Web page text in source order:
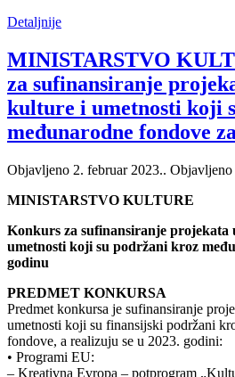
Detaljnije
MINISTARSTVO
za sufinansiranje
kulture i umetnosti koji
međunarodne fondove
Objavljeno 2. februar 2023.. Objavljeno
MINISTARSTVO KULTURE
Konkurs za sufinansiranje projekata
umetnosti koji su podržani kroz
godinu
PREDMET KONKURSA
Predmet konkursa je sufinansiranje
umetnosti koji su finansijski podržani
fondove, a realizuju se u 2023. godini:
• Programi EU:
– Kreativna Evropa – potprogram